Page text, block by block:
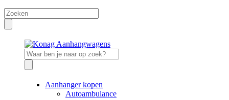
Aanhanger kopen
Autoambulance